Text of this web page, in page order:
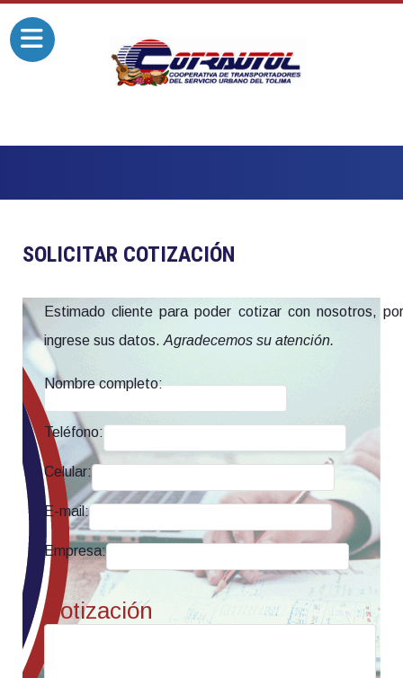
SOLICITAR COTIZACIÓN
Estimado cliente para poder cotizar con nosotros,
ingrese sus datos. Agradecemos su atención.
Nombre completo:
Teléfono:
Celular:
E-mail:
Empresa:
Cotización